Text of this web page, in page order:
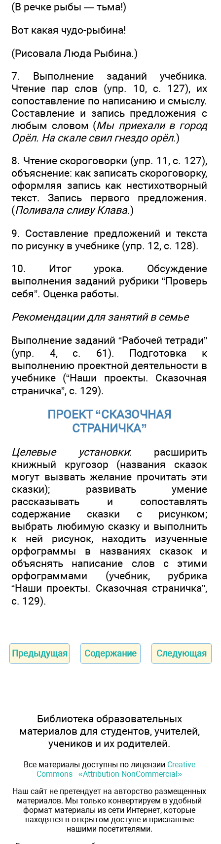
(В речке рыбы — тьма!)
Вот какая чудо-рыбина!
(Рисовала Люда Рыбина.)
7. Выполнение заданий учебника.
Чтение пар слов (упр. 10, с. 127), их
сопоставление по написанию и смыслу.
Составление и запись предложения с
любым словом (Мы приехали в город
Орёл. На скале свил гнездо орёл.)
8. Чтение скороговорки (упр. 11, с. 127),
объяснение: как записать скороговорку,
оформляя запись как нестихотворный
текст. Запись первого предложения.
(Поливала сливу Клава.)
9. Составление предложений и текста
по рисунку в учебнике (упр. 12, с. 128).
10. Итог урока. Обсуждение
выполнения заданий рубрики “Проверь
себя”. Оценка работы.
Рекомендации для занятий в семье
Выполнение заданий “Рабочей тетради”
(упр. 4, с. 61). Подготовка к
выполнению проектной деятельности в
учебнике (“Наши проекты. Сказочная
страничка”, с. 129).
ПРОЕКТ “СКАЗОЧНАЯ
СТРАНИЧКА”
Целевые установки: расширить
книжный кругозор (названия сказок
могут вызвать желание прочитать эти
сказки); развивать умение
рассказывать и сопоставлять
содержание сказки с рисунком;
выбрать любимую сказку и выполнить
к ней рисунок, находить изученные
орфограммы в названиях сказок и
объяснять написание слов с этими
орфограммами (учебник, рубрика
“Наши проекты. Сказочная страничка”,
с. 129).
Предыдущая Содержание Следующая
Библиотека образовательных
материалов для студентов, учителей,
учеников и их родителей.
Все материалы доступны по лицензии Creative
Commons - «Attribution-NonCommercial»
Наш сайт не претендует на авторство размещенных
материалов. Мы только конвертируем в удобный
формат материалы из сети Интернет, которые
находятся в открытом доступе и присланные
нашими посетителями.